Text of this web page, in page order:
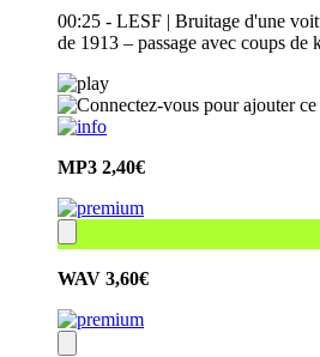
00:25 - LESF | Bruitage d'une
de 1913 – passage avec coups de
MP3 2,40€
WAV 3,60€